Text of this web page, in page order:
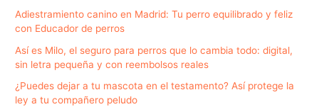
Adiestramiento canino en Madrid: Tu perro equilibrado y feliz
con Educador de perros
Así es Milo, el seguro para perros que lo cambia todo: digital,
sin letra pequeña y con reembolsos reales
¿Puedes dejar a tu mascota en el testamento? Así protege la
ley a tu compañero peludo